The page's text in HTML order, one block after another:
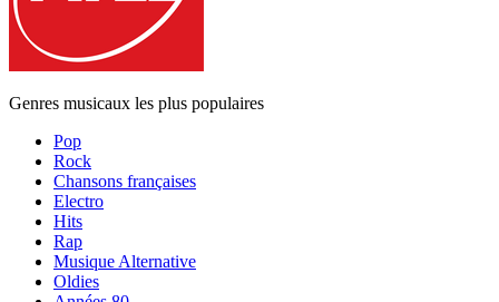
Genres musicaux les plus populaires
Pop
Rock
Chansons françaises
Electro
Hits
Rap
Musique Alternative
Oldies